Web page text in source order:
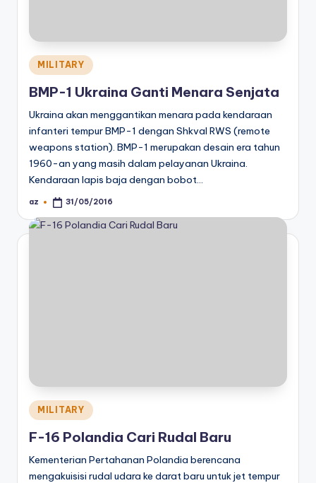
Posted
in
MILITARY
BMP-1 Ukraina Ganti Menara Senjata
Ukraina akan menggantikan menara pada kendaraan
infanteri tempur BMP-1 dengan Shkval RWS (remote
weapons station). BMP-1 merupakan desain era tahun
1960-an yang masih dalam pelayanan Ukraina.
Kendaraan lapis baja dengan bobot…
Posted
az 31/05/2016
Posted
in
MILITARY
F-16 Polandia Cari Rudal Baru
Kementerian Pertahanan Polandia berencana
mengakuisisi rudal udara ke darat baru untuk jet tempur